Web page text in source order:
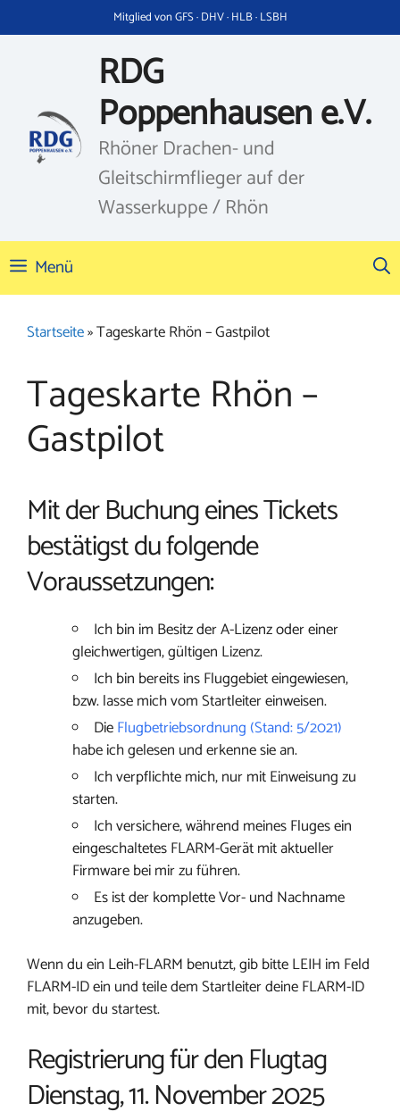
Inhalt
Mitglied von GFS · DHV · HLB · LSBH
RDG
Poppenhausen e.V.
Rhöner Drachen- und
Gleitschirmflieger auf der
Wasserkuppe / Rhön
Menü
Startseite»Tageskarte Rhön – Gastpilot
Tageskarte Rhön –
Gastpilot
Mit der Buchung eines Tickets
bestätigst du folgende
Voraussetzungen:
Ich bin im Besitz der A-Lizenz oder einer
gleichwertigen, gültigen Lizenz.
Ich bin bereits ins Fluggebiet eingewiesen,
bzw. lasse mich vom Startleiter einweisen.
DieFlugbetriebsordnung (Stand: 5/2021)
habe ich gelesen und erkenne sie an.
Ich verpflichte mich, nur mit Einweisung zu
starten.
Ich versichere, während meines Fluges ein
eingeschaltetes FLARM-Gerät mit aktueller
Firmware bei mir zu führen.
Es ist der komplette Vor- und Nachname
anzugeben.
Wenn du ein Leih-FLARM benutzt, gib bitte LEIH im Feld
FLARM-ID ein und teile dem Startleiter deine FLARM-ID
mit, bevor du startest.
Registrierung für den Flugtag
Dienstag, 11. November 2025